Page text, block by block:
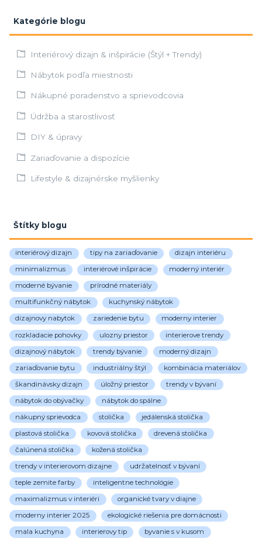
Kategórie blogu
Interiérový dizajn & inšpirácie (Štýl + Trendy)
Nábytok podľa miestnosti
Nákupné poradenstvo a sprievodcovia
Údržba a starostlivosť
DIY & úpravy
Zariaďovanie a dispozície
Lifestyle & dizajnérske myšlienky
Štítky blogu
interiérový dizajn tipy na zariaďovanie dizajn interiéru
minimalizmus interiérové inšpirácie moderný interiér
moderné bývanie prírodné materiály
multifunkčný nábytok kuchynský nábytok
dizajnovy nabytok zariedenie bytu moderny interier
rozkladacie pohovky ulozny priestor interierove trendy
dizajnový nábytok trendy bývanie moderný dizajn
zariaďovanie bytu industriálny štýl kombinácia materiálov
škandinávsky dizajn úložný priestor trendy v bývaní
nábytok do obývačky nábytok do spálne
nákupný sprievodca stolička jedálenská stolička
plastová stolička kovová stolička drevená stolička
čalúnená stolička kožená stolička
trendy v interierovom dizajne udržatelnosť v bývaní
teple zemite farby inteligentne technológie
maximalizmus v interiéri organické tvary v diajne
moderny interier 2025 ekologické riešenia pre domácnosti
mala kuchyna interierovy tip byvanie s v kusom